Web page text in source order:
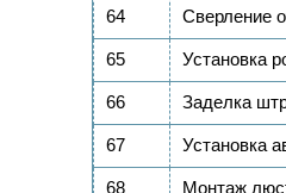
64 Сверление
65 Установка
66 Заделка
67 Установка
68 Монтаж